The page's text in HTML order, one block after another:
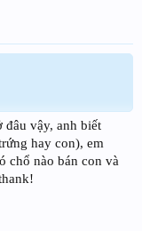
đâu vậy, anh biết
hay con), em
chổ nào bán con và